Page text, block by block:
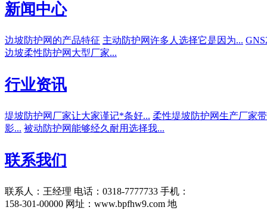
新闻中心
边坡防护网的产品特征 主动防护网许多人选择它是因为...
边坡柔性防护网大型厂家...
行业资讯
堤坡防护网厂家让大家谨记*条好... 柔性堤坡防护网生产厂家
影... 被动防护网能够经久耐用选择我...
联系我们
联系人：王经理 电话：0318-7777733 手机：
158-301-00000 网址：www.bpfhw9.com 地